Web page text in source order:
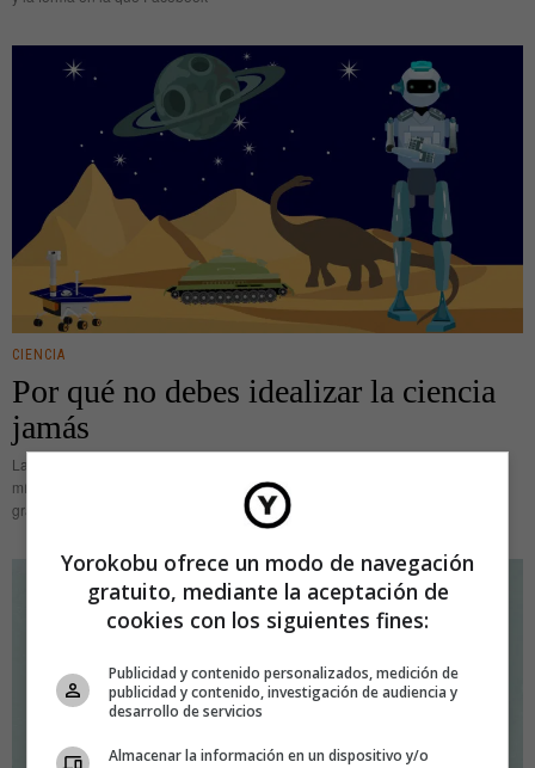
CIENCIA
Por qué no debes idealizar la ciencia
jamás
La ciencia, dicen, es la encargada de combatir y desterrar lo inexplicable, lo
místico y esas creencias supuestamente fantasmales y apocalípticas que las
grandes religiones han espoleado durante siglos. Lo que nos
Yorokobu ofrece un modo de navegación
gratuito, mediante la aceptación de
cookies con los siguientes fines:
Publicidad y contenido personalizados, medición de
publicidad y contenido, investigación de audiencia y
desarrollo de servicios
Almacenar la información en un dispositivo y/o